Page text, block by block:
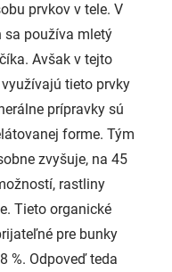
prvkov v tele. V
sa používa mletý
Avšak v tejto
tieto prvky
prípravky sú
forme. Tým
zvyšuje, na 45
rastliny
Tieto organické
pre bunky
%. Odpoveď teda